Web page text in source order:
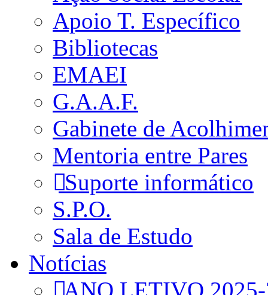
Apoio T. Específico
Bibliotecas
EMAEI
G.A.A.F.
Gabinete de
Mentoria entre Pares
Suporte informático
S.P.O.
Sala de Estudo
Notícias